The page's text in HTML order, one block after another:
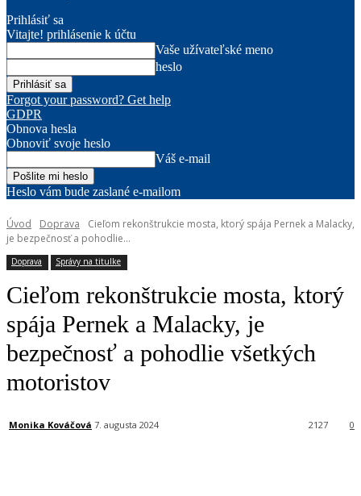
Prihlásiť sa
Vitajte! prihlásenie k účtu
Vaše užívateľské meno
heslo
Forgot your password? Get help
GDPR
Obnova hesla
Obnoviť svoje heslo
Váš e-mail
Heslo vám bude zaslané e-mailom
Úvod Doprava
Cieľom rekonštrukcie mosta, ktorý spája Pernek a Malacky,
je bezpečnosť a pohodlie...
Doprava Správy na titulke
Cieľom rekonštrukcie mosta, ktorý
spája Pernek a Malacky, je
bezpečnosť a pohodlie všetkých
motoristov
Monika Kováčová 7. augusta 2024 0
2127